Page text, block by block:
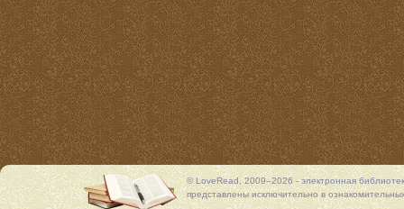
© LoveRead, 2009–2026 - электронная
представлены исключительно в